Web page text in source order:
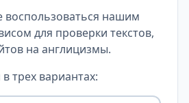
воспользоваться нашим
для проверки текстов,
на англицизмы.
трех вариантах: